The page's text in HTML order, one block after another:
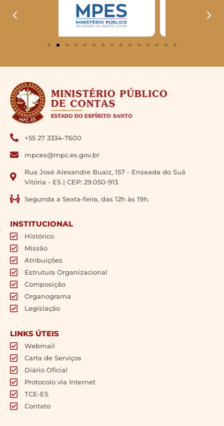
+55 27 3334-7600
mpces@mpc.es.gov.br
Rua José Alexandre Buaiz, 157 - Enseada do Suá
Vitória - ES | CEP: 29.050-913
Segunda a Sexta-feira, das 12h às 19h.
INSTITUCIONAL
Histórico
Missão
Atribuições
Estrutura Organizacional
Composição
Organograma
Legislação
LINKS ÚTEIS
Webmail
Carta de Serviços
Diário Oficial
Protocolo via Internet
TCE-ES
Contato